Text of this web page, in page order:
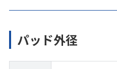
パッド外径